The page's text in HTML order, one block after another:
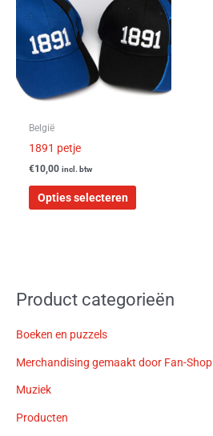
België
1891 petje
€10,00 incl. btw
Opties selecteren
meerdere
variaties.
kan
Product categorieën
Boeken en puzzels
Merchandising gemaakt door Fan-Shop
Muziek
Producten